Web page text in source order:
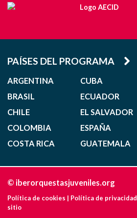
PAÍSES DEL PROGRAMA
ARGENTINA
BRASIL
CHILE
COLOMBIA
COSTA RICA
CUBA
ECUADOR
EL SALVADOR
ESPAÑA
GUATEMALA
© iberorquestasjuveniles.org
Política de cookies | Política de privacidad
sitio